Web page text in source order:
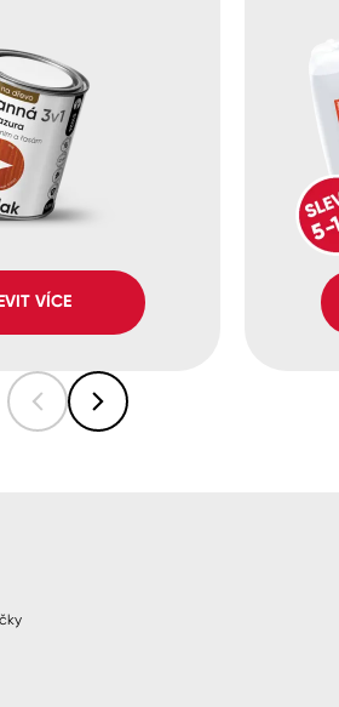
VÍCE